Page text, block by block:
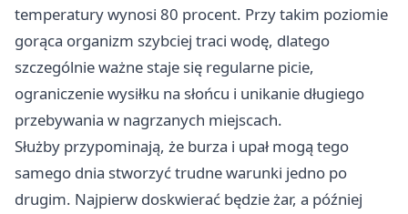
temperatury wynosi 80 procent. Przy takim poziomie
gorąca organizm szybciej traci wodę, dlatego
szczególnie ważne staje się regularne picie,
ograniczenie wysiłku na słońcu i unikanie długiego
przebywania w nagrzanych miejscach.
Służby przypominają, że burza i upał mogą tego
samego dnia stworzyć trudne warunki jedno po
drugim. Najpierw doskwierać będzie żar, a później